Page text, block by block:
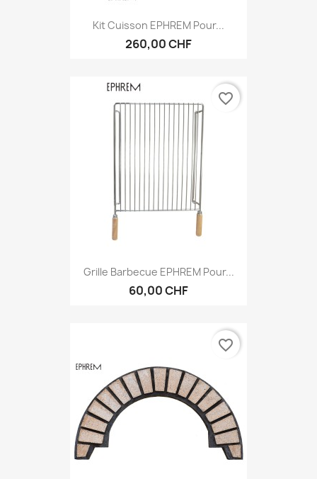
Kit Cuisson EPHREM Pour...
260,00 CHF
Grille Barbecue EPHREM Pour...
60,00 CHF
favorite_border
favorite_border